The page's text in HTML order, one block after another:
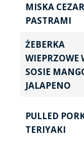
MISKA CEZAR
PASTRAMI
ŻEBERKA
WIEPRZOWE
SOSIE
JALAPENO
PULLED
TERIYAKI